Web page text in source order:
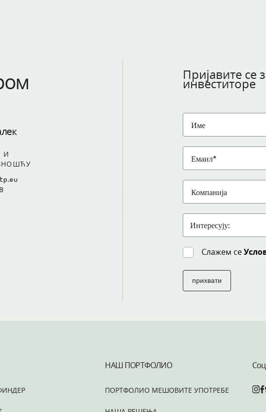
И
Пријавите се
инвеститоре
Слажем се
прихвати
НАШ ПОРТФОЛИО
ПОРТФОЛИО МЕШОВИТЕ УПОТРЕБЕ